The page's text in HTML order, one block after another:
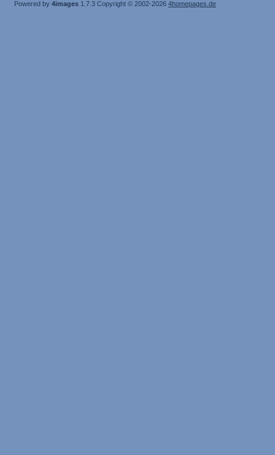
Powered by 4images 1.7.3 Copyright © 2002-2026 4homepages.de